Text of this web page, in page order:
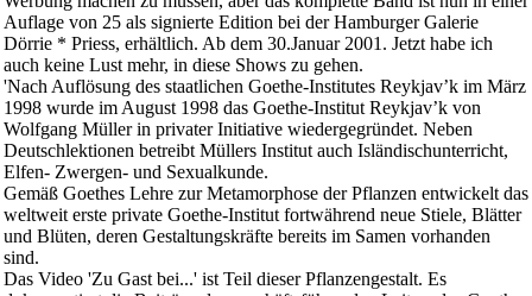
Auflage von 25 als signierte Edition bei der Hamburger Galerie
Dörrie * Priess, erhältlich. Ab dem 30.Januar 2001. Jetzt habe ich
auch keine Lust mehr, in diese Shows zu gehen.
'Nach Auflösung des staatlichen Goethe-Institutes Reykjav’k im März
1998 wurde im August 1998 das Goethe-Institut Reykjav’k von
Wolfgang Müller in privater Initiative wiedergegründet. Neben
Deutschlektionen betreibt Müllers Institut auch Isländischunterricht,
Elfen- Zwergen- und Sexualkunde.
Gemäß Goethes Lehre zur Metamorphose der Pflanzen entwickelt das
weltweit erste private Goethe-Institut fortwährend neue Stiele, Blätter
und Blüten, deren Gestaltungskräfte bereits im Samen vorhanden
sind.
Das Video 'Zu Gast bei...' ist Teil dieser Pflanzengestalt. Es